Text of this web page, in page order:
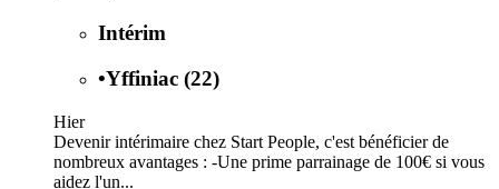
Intérim
•Yffiniac (22)
Hier
Devenir intérimaire chez Start People, c'est bénéficier de
nombreux avantages : -Une prime parrainage de 100€ si vous
aidez l'un...